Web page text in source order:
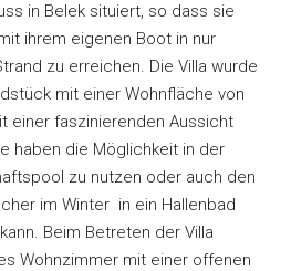
in Belek situiert, so dass sie
ihrem eigenen Boot in nur
zu erreichen. Die Villa wurde
mit einer Wohnfläche von
einer faszinierenden Aussicht
haben die Möglichkeit in der
zu nutzen oder auch den
im Winter in ein Hallenbad
Beim Betreten der Villa
Wohnzimmer mit einer offenen